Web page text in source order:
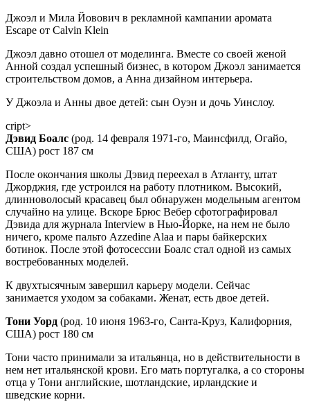
Джоэл и Мила Йовович в рекламной кампании аромата
Escape от Calvin Klein
Джоэл давно отошел от моделинга. Вместе со своей женой
Анной создал успешный бизнес, в котором Джоэл занимается
строительством домов, а Анна дизайном интерьера.
У Джоэла и Анны двое детей: сын Оуэн и дочь Уинслоу.
сript>
Дэвид Боалс (род. 14 февраля 1971-го, Маинсфилд, Огайо,
США) рост 187 см
После окончания школы Дэвид переехал в Атланту, штат
Джорджия, где устроился на работу плотником. Высокий,
длинноволосый красавец был обнаружен модельным агентом
случайно на улице. Вскоре Брюс Вебер сфотографировал
Дэвида для журнала Interview в Нью-Йорке, на нем не было
ничего, кроме пальто Azzedine Alaa и пары байкерских
ботинок. После этой фотосессии Боалс стал одной из самых
востребованных моделей.
К двухтысячным завершил карьеру модели. Сейчас
занимается уходом за собаками. Женат, есть двое детей.
Тони Уорд (род. 10 июня 1963-го, Санта-Круз, Калифорния,
США) рост 180 см
Тони часто принимали за итальянца, но в действительности в
нем нет итальянской крови. Его мать португалка, а со стороны
отца у Тони английские, шотландские, ирландские и
шведские корни.